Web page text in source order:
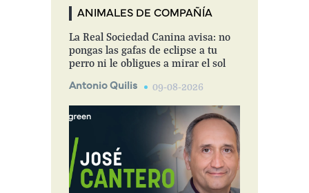
ANIMALES DE COMPAÑÍA
La Real Sociedad Canina avisa: no
pongas las gafas de eclipse a tu
perro ni le obligues a mirar el sol
Antonio Quilis 09-08-2026